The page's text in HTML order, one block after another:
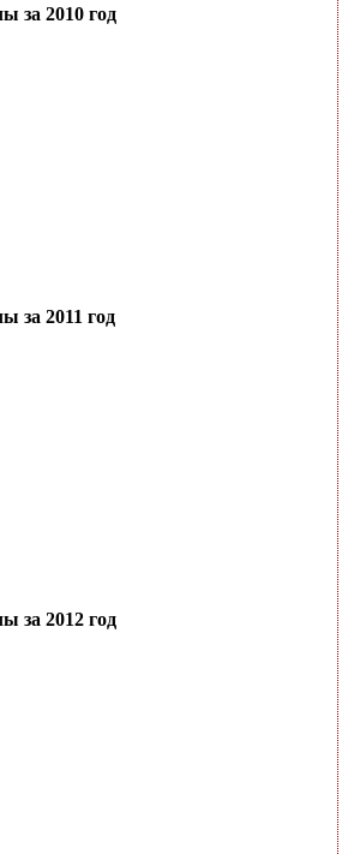
за 2010 год
за 2011 год
за 2012 год